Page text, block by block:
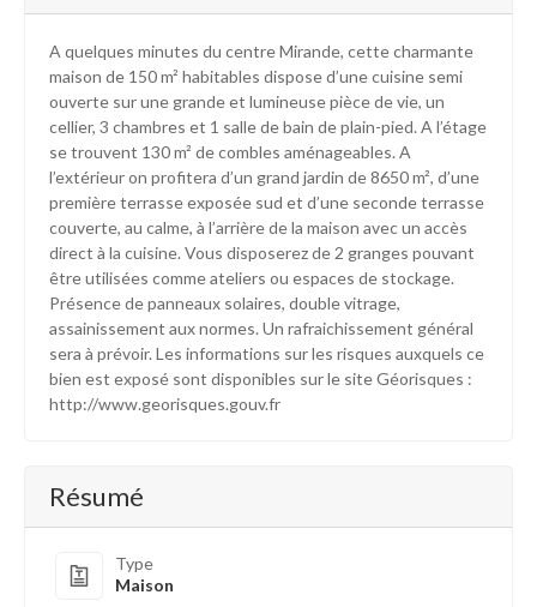
A quelques minutes du centre Mirande, cette charmante
maison de 150 m² habitables dispose d’une cuisine semi
ouverte sur une grande et lumineuse pièce de vie, un
cellier, 3 chambres et 1 salle de bain de plain-pied. A l’étage
se trouvent 130 m² de combles aménageables. A
l’extérieur on profitera d’un grand jardin de 8650 m², d’une
première terrasse exposée sud et d’une seconde terrasse
couverte, au calme, à l’arrière de la maison avec un accès
direct à la cuisine. Vous disposerez de 2 granges pouvant
être utilisées comme ateliers ou espaces de stockage.
Présence de panneaux solaires, double vitrage,
assainissement aux normes. Un rafraichissement général
sera à prévoir. Les informations sur les risques auxquels ce
bien est exposé sont disponibles sur le site Géorisques :
http://www.georisques.gouv.fr
Résumé
Type
Maison